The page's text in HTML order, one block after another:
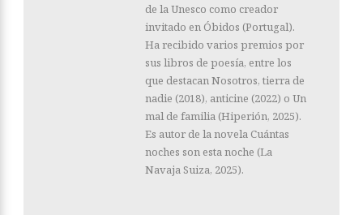
de la Unesco como creador
invitado en Óbidos (Portugal).
Ha recibido varios premios por
sus libros de poesía, entre los
que destacan Nosotros, tierra de
nadie (2018), anticine (2022) o Un
mal de familia (Hiperión, 2025).
Es autor de la novela Cuántas
noches son esta noche (La
Navaja Suiza, 2025).